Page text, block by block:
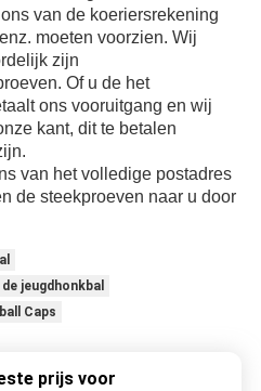
van de koeriersrekening
moeten voorzien. Wij
zijn
Of u de het
ons vooruitgang en wij
kant, dit te betalen
van het volledige postadres
de steekproeven naar u door
jeugdhonkbal
Caps
prijs voor